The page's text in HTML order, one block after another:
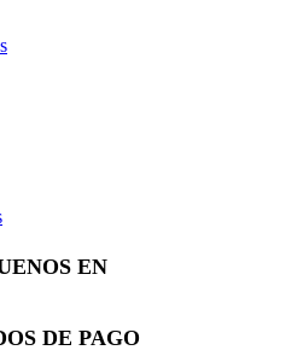
EN
Facebook
Instagram
Whatsapp
DE PAGO